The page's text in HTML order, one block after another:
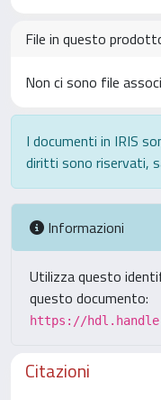
File in questo
Non ci sono file
I documenti in IRIS
diritti sono riservati,
Informazioni
Utilizza questo
questo documento:
https://
Citazioni